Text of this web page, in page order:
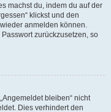
machst du, indem du auf der
klickst und den
anmelden können.
zurückzusetzen, so
bleiben“ nicht
Dies verhindert den